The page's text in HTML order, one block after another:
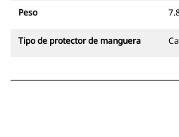
Peso
Tipo de protector de manguera